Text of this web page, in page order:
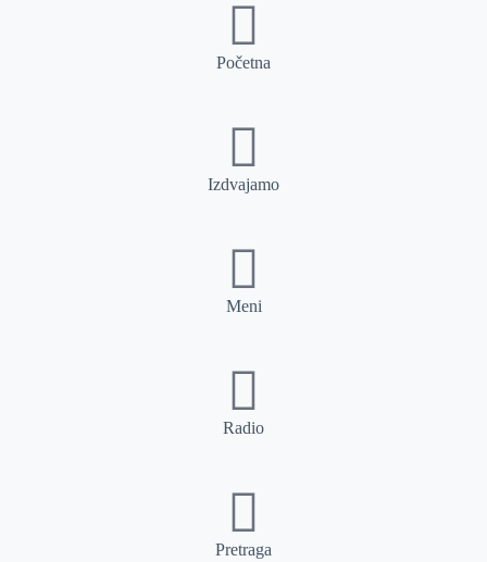
Početna
Izdvajamo
Meni
Radio
Pretraga